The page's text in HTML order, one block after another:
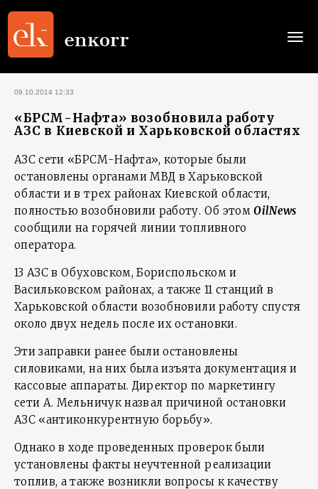
09.10.2014 12:33
«БРСМ-Нафта» возобновила работу
АЗС в Киевской и Харьковской областях
АЗС сети «БРСМ-Нафта», которые были
остановлены органами МВД в Харьковской
области и в трех районах Киевской области,
полностью возобновили работу. Об этомOilNews
сообщили на горячей линии топливного
оператора.
13 АЗС в Обуховском, Бориспольском и
Васильковском районах, а также 11 станций в
Харьковской области возобновили работу спустя
около двух недель после их остановки.
Эти заправки ранее были остановлены
силовиками, на них была изъята документация и
кассовые аппараты. Директор по маркетингу
сети А. Мельничук назвал причиной остановки
АЗС «антиконкурентную борьбу».
Однако в ходе проведенных проверок были
установлены факты неучтенной реализации
топлив, а также возникли вопросы к качеству